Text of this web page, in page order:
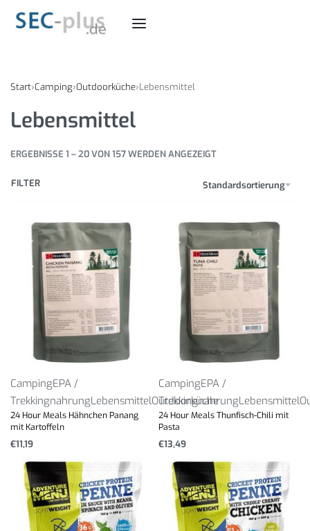
Start›Camping›Outdoorküche›Lebensmittel
Lebensmittel
ERGEBNISSE 1 – 20 VON 157 WERDEN ANGEZEIGT
Standardsortierung
FILTER
CampingEPA /
TrekkingnahrungLebensmittelOutdoorküche
24 Hour Meals Hähnchen Panang
mit Kartoffeln
€11,19
CampingEPA /
TrekkingnahrungLebensmittel
24 Hour Meals Thunfisch-Chili mit
Pasta
€13,49